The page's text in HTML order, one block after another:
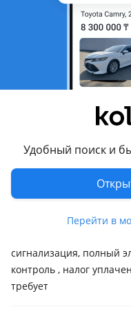
Удобный поиск и
Перейти в
Объем двигателя, л
Пробег
Руль
Цвет
Растаможен в
сигнализация, полный
контроль , налог
требует